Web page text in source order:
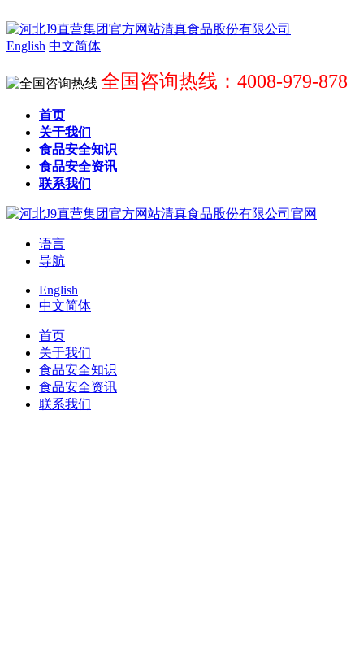
English 中文简体
全国咨询热线：4008-979-878
首页
关于我们
食品安全知识
食品安全资讯
联系我们
语言
导航
English
中文简体
首页
关于我们
食品安全知识
食品安全资讯
联系我们